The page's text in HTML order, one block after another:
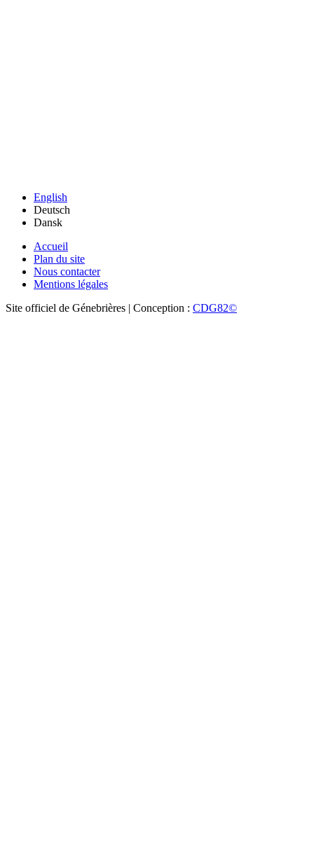
English
Deutsch
Dansk
Accueil
Plan du site
Nous contacter
Mentions légales
Site officiel de Génebrières | Conception : CDG82©